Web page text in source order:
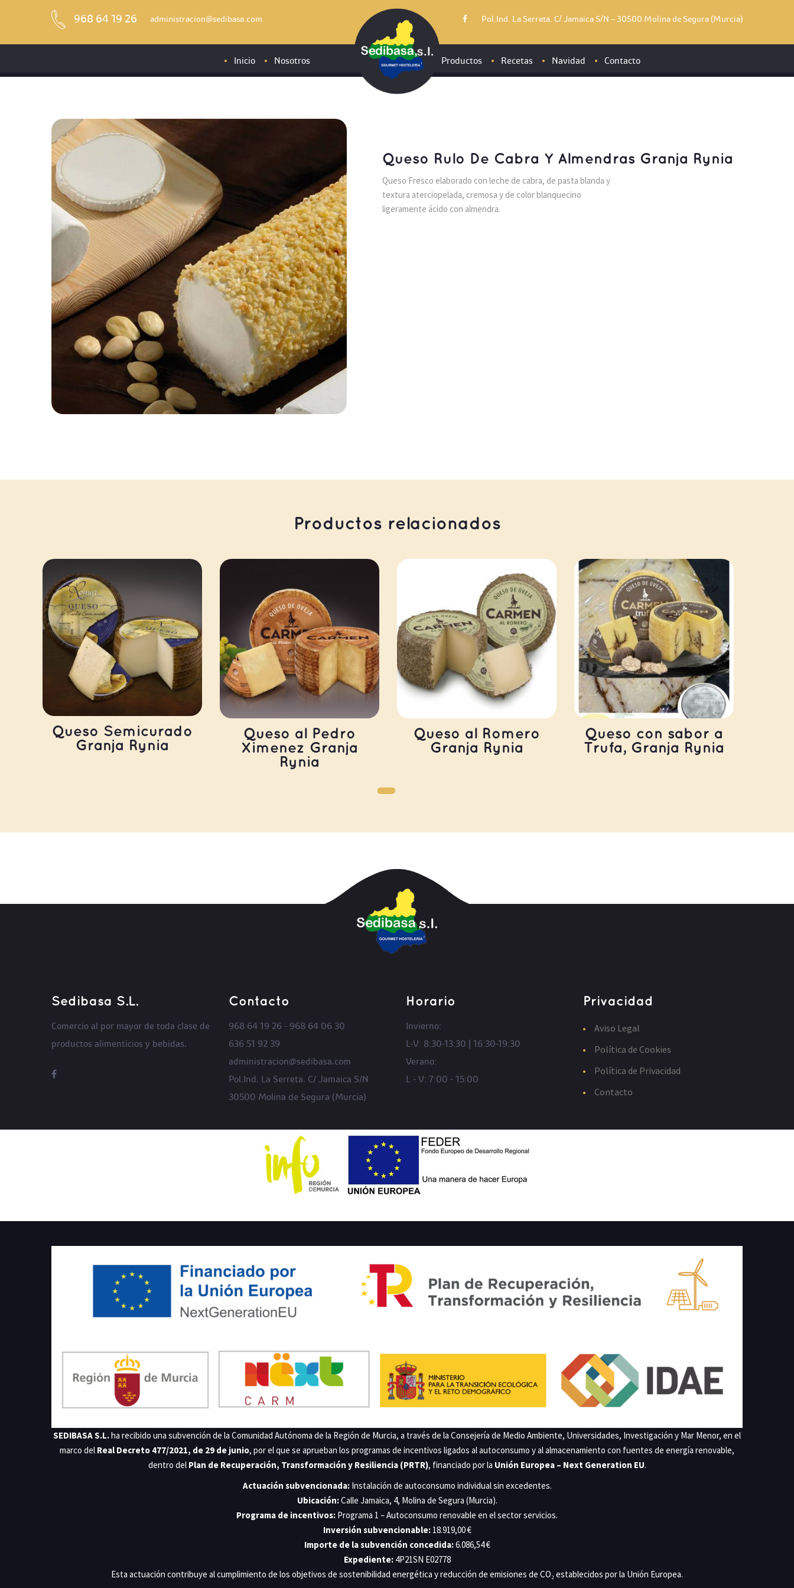
968 64 19 26 administracion@sedibasa.com Pol.Ind. La Serreta. C/ Jamaica S/N – 30500 Molina de Segura (Murcia)
Inicio Nosotros Productos
Otros
Productos refrigerados y congelados
Aceites, vinagres, salsas y condimentos
Especialidades y otros
Recetas Navidad Contacto
Queso Rulo De Cabra Y Almendras Granja Rynia
Queso Fresco elaborado con leche de cabra, de pasta blanda y
textura aterciopelada, cremosa y de color blanquecino
ligeramente ácido con almendra.
Productos relacionados
Queso Semicurado
Granja Rynia
Queso al Pedro
Ximenez Granja
Rynia
Queso al Romero
Granja Rynia
Queso con sabor a
Trufa, Granja Rynia
Sedibasa S.L.
Comercio al por mayor de toda clase de
productos alimenticios y bebidas.
Contacto
968 64 19 26 - 968 64 06 30
636 51 92 39
administracion@sedibasa.com
Pol.Ind. La Serreta. C/ Jamaica S/N
30500 Molina de Segura (Murcia)
Horario
Invierno:
L-V: 8:30-13:30 | 16:30-19:30
Verano:
L - V: 7:00 - 15:00
Privacidad
Aviso Legal
Política de Cookies
Política de Privacidad
Contacto
SEDIBASA S.L.ha recibido una subvención de la Comunidad Autónoma de la Región de Murcia, a través de la Consejería de Medio Ambiente, Universidades, Investigación y Mar Menor, en el
marco del Real Decreto 477/2021, de 29 de junio, por el que se aprueban los programas de incentivos ligados al autoconsumo y al almacenamiento con fuentes de energía renovable,
dentro del Plan de Recuperación, Transformación y Resiliencia (PRTR), financiado por la Unión Europea – Next Generation EU.
Actuación subvencionada:Instalación de autoconsumo individual sin excedentes.
Ubicación:Calle Jamaica, 4, Molina de Segura (Murcia).
Programa de incentivos: Programa 1 – Autoconsumo renovable en el sector servicios.
Inversión subvencionable:18.919,00 €
Importe de la subvención concedida:6.086,54 €
Expediente:4P21SN E02778
Esta actuación contribuye al cumplimiento de los objetivos de sostenibilidad energética y reducción de emisiones de CO₂ establecidos por la Unión Europea.